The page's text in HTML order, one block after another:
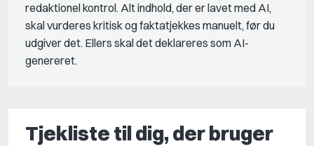
redaktionel kontrol. Alt indhold, der er lavet med AI,
skal vurderes kritisk og faktatjekkes manuelt, før du
udgiver det. Ellers skal det deklareres som AI-
genereret.
Tjekliste til dig, der bruger